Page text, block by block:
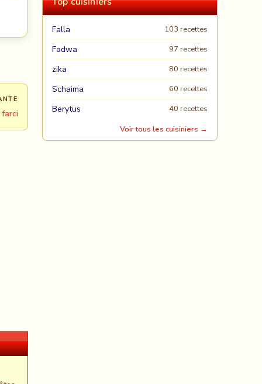
farci
Falla 103 recettes
Fadwa 97 recettes
zika 80 recettes
Schaima 60 recettes
Berytus
40 recettes
Voir tous les cuisiniers →